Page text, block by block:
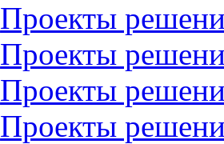
Проекты
Проекты
Проекты
Проекты